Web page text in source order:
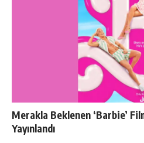
Merakla Beklenen ‘Barbie’
Yayınlandı